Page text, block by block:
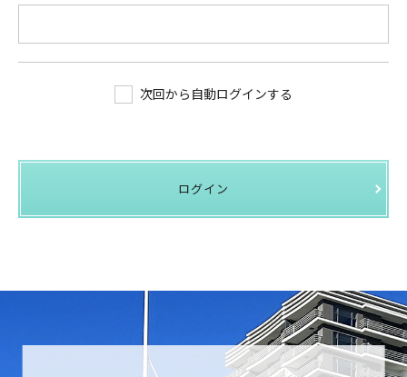
次回から自動ログインする
ログイン